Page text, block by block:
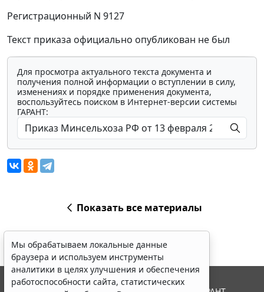
Регистрационный N 9127
Текст приказа официально опубликован не был
Для просмотра актуального текста документа и
получения полной информации о вступлении в силу,
изменениях и порядке применения документа,
воспользуйтесь поиском в Интернет-версии системы
ГАРАНТ:
Показать все материалы
Мы обрабатываем локальные данные
браузера и используем инструменты
аналитики в целях улучшения и обеспечения
работоспособности сайта, статистических